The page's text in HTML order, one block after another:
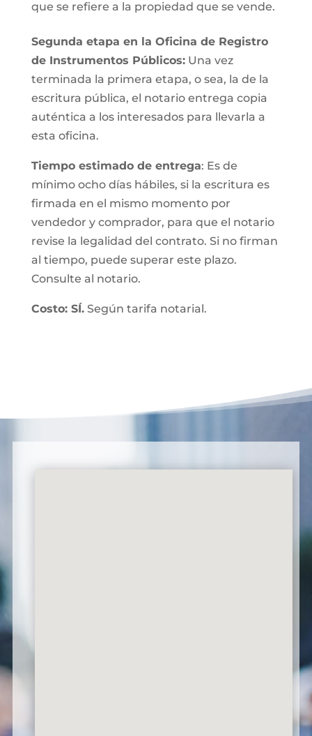
que se refiere a la propiedad que se vende.
Segunda etapa en la Oficina de Registro
de Instrumentos Públicos:Una vez
terminada la primera etapa, o sea, la de la
escritura pública, el notario entrega copia
auténtica a los interesados para llevarla a
esta oficina.
Tiempo estimado de entrega: Es de
mínimo ocho días hábiles, si la escritura es
firmada en el mismo momento por
vendedor y comprador, para que el notario
revise la legalidad del contrato. Si no firman
al tiempo, puede superar este plazo.
Consulte al notario.
Costo: SÍ.Según tarifa notarial.